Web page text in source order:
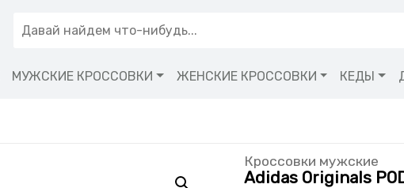
МУЖСКИЕ КРОССОВКИ ЖЕНСКИЕ КРОССОВКИ КЕДЫ
Кроссовки мужские
Adidas Originals